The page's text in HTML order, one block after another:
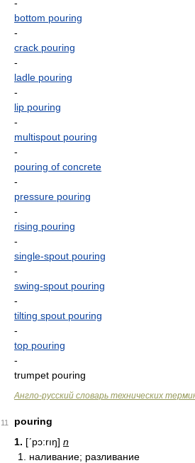
-
bottom pouring
-
crack pouring
-
ladle pouring
-
lip pouring
-
multispout pouring
-
pouring of concrete
-
pressure pouring
-
rising pouring
-
single-spout pouring
-
swing-spout pouring
-
tilting spout pouring
-
top pouring
-
trumpet pouring
Англо-русский словарь технических
11
pouring
1. [ʹpɔ:rıŋ] n
1. наливание; разливание